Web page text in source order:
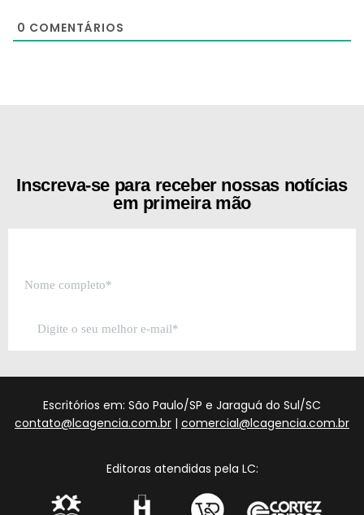
0 COMENTÁRIOS
Inscreva-se para receber nossas notícias
em primeira mão
Escritórios em: São Paulo/SP e Jaraguá do Sul/SC
contato@lcagencia.com.br | comercial@lcagencia.com.br
Editoras atendidas pela LC: